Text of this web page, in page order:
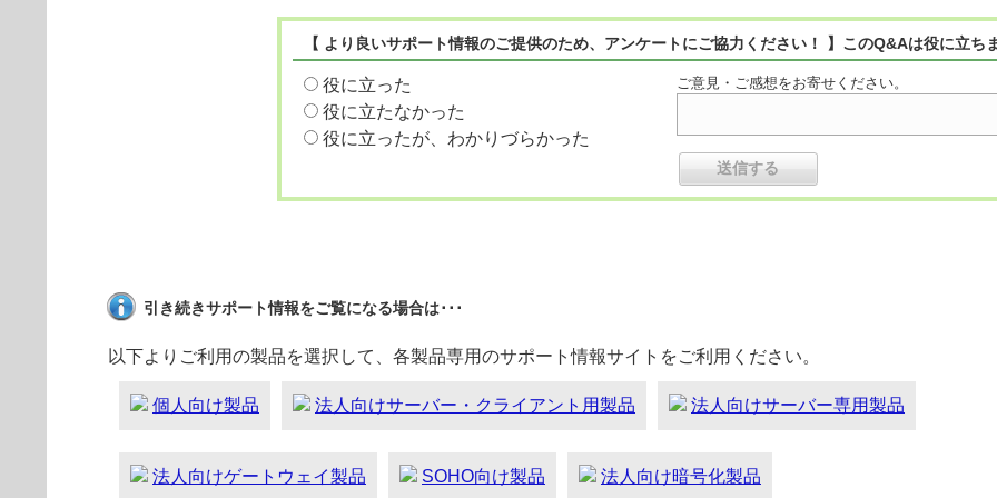
【 より良いサポート情報のご提供のため、アンケートにご協力ください！ 】このQ&Aは役に立ち
役に立った
役に立たなかった
役に立ったが、わかりづらかった
ご意見・ご感想をお寄せください。
引き続きサポート情報をご覧になる場合は･･･
以下よりご利用の製品を選択して、各製品専用のサポート情報サイトをご利用ください。
個人向け製品 法人向けサーバー・クライアント用製品 法人向けサーバー専用製品
法人向けゲートウェイ製品 SOHO向け製品 法人向け暗号化製品